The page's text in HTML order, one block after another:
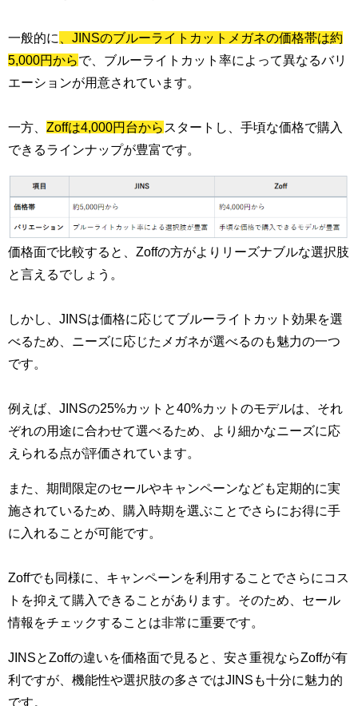
一般的に
、JINSのブルーライトカットメガネの価格帯は約
5,000円からで、ブルーライトカット率によって異なるバリ
エーションが用意されています。
一方、 Zoffは4,000円台から スタートし、手頃な価格で購入
できるラインナップが豊富です。
価格面で比較すると、Zoffの方がよりリーズナブルな選択肢
と言えるでしょう。
しかし、JINSは価格に応じてブルーライトカット効果を選
べるため、ニーズに応じたメガネが選べるのも魅力の一つ
です。
例えば、JINSの25%カットと40%カットのモデルは、それ
ぞれの用途に合わせて選べるため、より細かなニーズに応
えられる点が評価されています。
また、期間限定のセールやキャンペーンなども定期的に実
施されているため、購入時期を選ぶことでさらにお得に手
に入れることが可能です。
Zoffでも同様に、キャンペーンを利用することでさらにコス
トを抑えて購入できることがあります。そのため、セール
情報をチェックすることは非常に重要です。
JINSとZoffの違いを価格面で見ると、安さ重視ならZoffが有
利ですが、機能性や選択肢の多さではJINSも十分に魅力的
です。